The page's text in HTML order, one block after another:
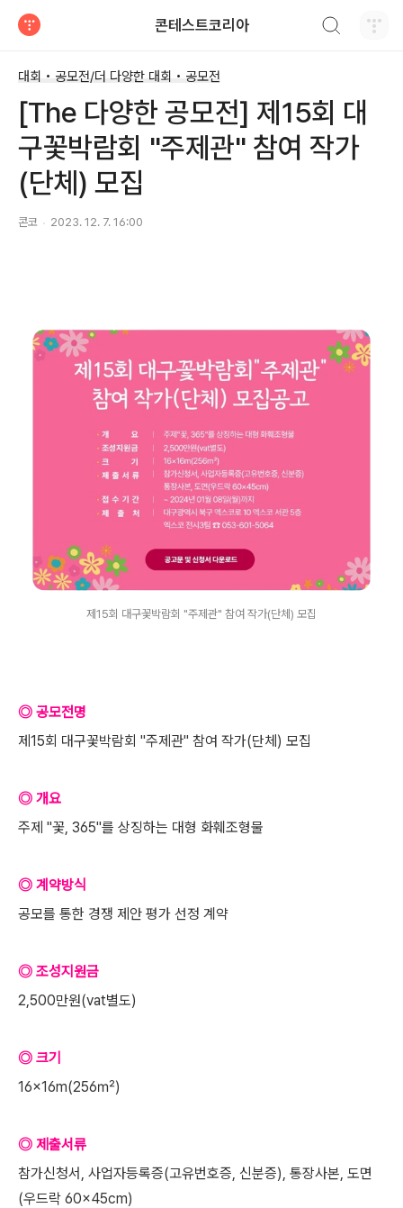
콘테스트코리아
대회 • 공모전/더 다양한 대회 • 공모전
[The 다양한 공모전] 제15회 대
구꽃박람회 "주제관" 참여 작가
(단체) 모집
콘코 2023. 12. 7. 16:00
제15회 대구꽃박람회 "주제관" 참여 작가(단체) 모집
◎ 공모전명
제15회 대구꽃박람회 "주제관" 참여 작가(단체) 모집
◎ 개요
주제 "꽃, 365"를 상징하는 대형 화훼조형물
◎ 계약방식
공모를 통한 경쟁 제안 평가 선정 계약
◎ 조성지원금
2,500만원(vat별도)
◎ 크기
16×16m(256㎡)
◎ 제출서류
참가신청서, 사업자등록증(고유번호증, 신분증), 통장사본, 도면
(우드락 60×45cm)